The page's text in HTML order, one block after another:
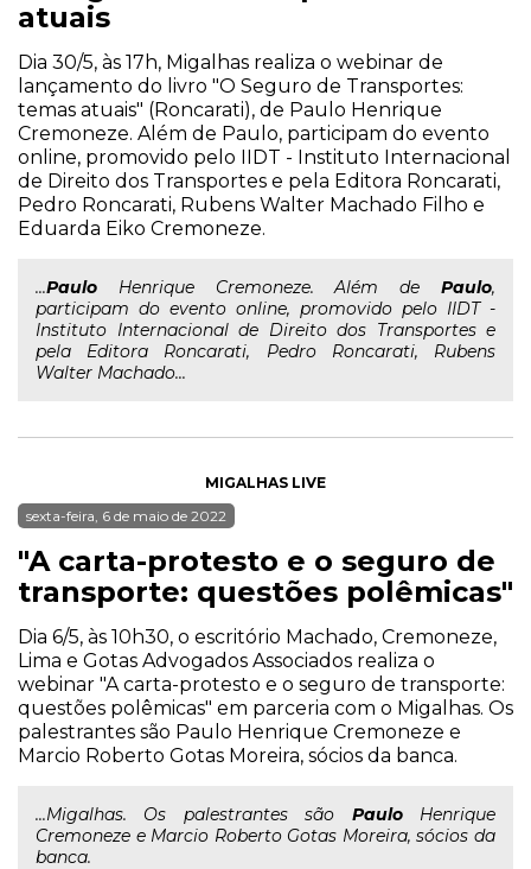
atuais
Dia 30/5, às 17h, Migalhas realiza o webinar de
lançamento do livro "O Seguro de Transportes:
temas atuais" (Roncarati), de Paulo Henrique
Cremoneze. Além de Paulo, participam do evento
online, promovido pelo IIDT - Instituto Internacional
de Direito dos Transportes e pela Editora Roncarati,
Pedro Roncarati, Rubens Walter Machado Filho e
Eduarda Eiko Cremoneze.
...Paulo Henrique Cremoneze. Além de Paulo,
participam do evento online, promovido pelo IIDT -
Instituto Internacional de Direito dos Transportes e
pela Editora Roncarati, Pedro Roncarati, Rubens
Walter Machado...
MIGALHAS LIVE
sexta-feira, 6 de maio de 2022
"A carta-protesto e o seguro de
transporte: questões polêmicas"
Dia 6/5, às 10h30, o escritório Machado, Cremoneze,
Lima e Gotas Advogados Associados realiza o
webinar "A carta-protesto e o seguro de transporte:
questões polêmicas" em parceria com o Migalhas. Os
palestrantes são Paulo Henrique Cremoneze e
Marcio Roberto Gotas Moreira, sócios da banca.
...Migalhas. Os palestrantes são PauloHenrique
Cremoneze e Marcio Roberto Gotas Moreira, sócios da
banca.